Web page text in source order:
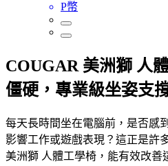
P幣
COUGAR 美洲獅 人
僵硬，專業級坐姿支
每天長時間坐在電腦前，是否感
影響工作或遊戲表現？這正是許
美洲獅 人體工學椅，能有效改善